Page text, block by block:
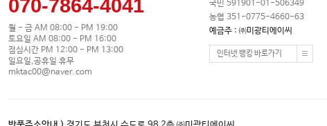
070-7864-4041
월 - 금 AM 08:00 - PM 19:00
토요일 AM 08:00 - PM 16:00
점심시간 PM 12:00 - PM 13:00
일요일,공휴일 휴무
mktac00@naver.com
국민 591901-01-506349
농협 351-0775-4660-63
예금주 : ㈜미광티에이씨
인터넷 뱅킹 바로가기